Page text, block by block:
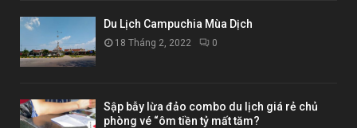
Du Lịch Campuchia Mùa Dịch
18 Tháng 2, 2022 0
Sập bẫy lừa đảo combo du lịch giá rẻ chủ
phòng vé “ôm tiền tỷ mất tăm?